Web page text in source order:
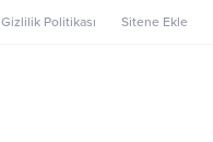
Gizlilik Politikası Sitene Ekle